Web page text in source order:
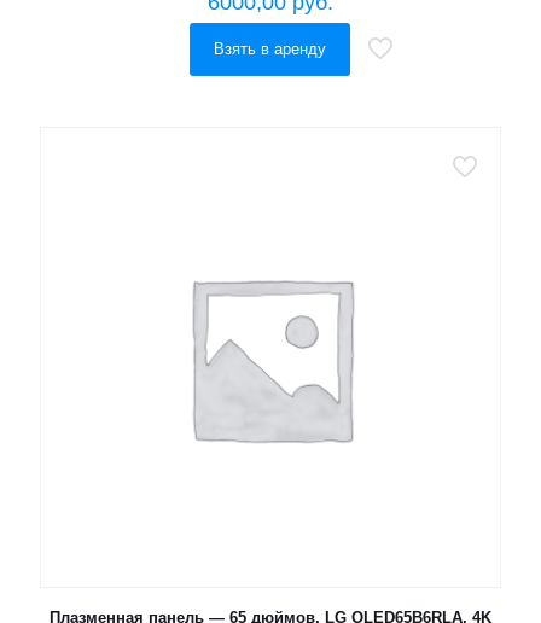
Взять в аренду
Плазменная панель — 65 дюймов, LG OLED65B6RLA, 4K